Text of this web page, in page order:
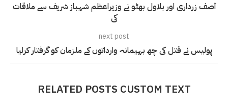
آصف زرداری اور بلاول بھٹو نے وزیراعظم شہباز شریف سے ملاقات
کی
next post
پولیس نے قتل کی چھ بہیمانہ وارداتوں کے ملزمان کو گرفتار کرلیا
RELATED POSTS CUSTOM TEXT